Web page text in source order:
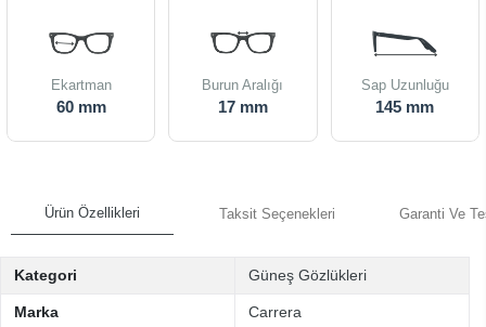
Ekartman
60 mm
Burun Aralığı
17 mm
Sap Uzunluğu
145 mm
Ürün Özellikleri Taksit Seçenekleri Garanti Ve
Kategori Güneş Gözlükleri
Marka Carrera